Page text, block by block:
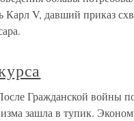
Карл V, давший приказ
Гражданской войны
зашла в тупик.